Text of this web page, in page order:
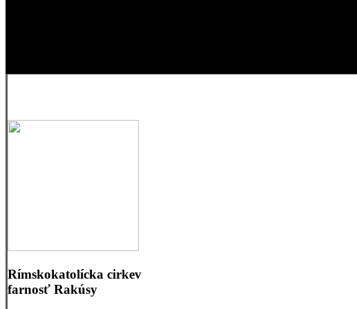
Rímskokatolícka cirkev
farnosť Rakúsy